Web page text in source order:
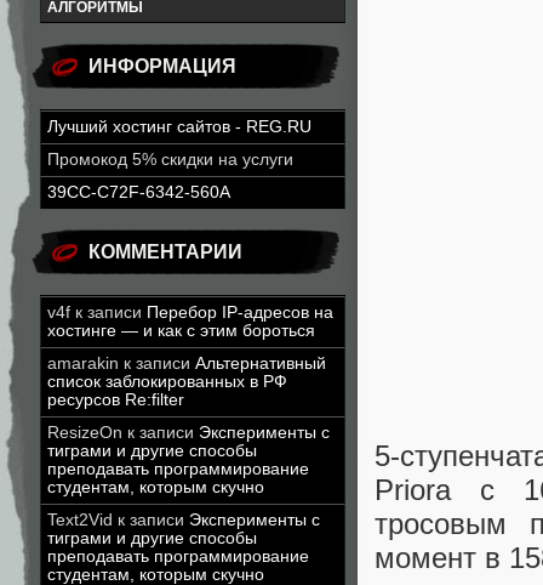
АЛГОРИТМЫ
ИНФОРМАЦИЯ
Лучший хостинг сайтов - REG.RU
Промокод 5% скидки на услуги
39CC-C72F-6342-560A
КОММЕНТАРИИ
v4f к записи Перебор IP-адресов на
хостинге — и как с этим бороться
amarakin к записи Альтернативный
список заблокированных в РФ
ресурсов Re:filter
ResizeOn к записи Эксперименты с
тиграми и другие способы
преподавать программирование
студентам, которым скучно
Text2Vid к записи Эксперименты с
тиграми и другие способы
преподавать программирование
студентам, которым скучно
5-
Priora с
тросовым
момент в